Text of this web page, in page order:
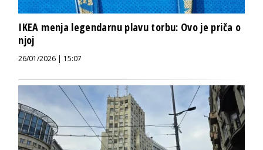
IKEA menja legendarnu plavu torbu: Ovo je priča o
njoj
26/01/2026 | 15:07